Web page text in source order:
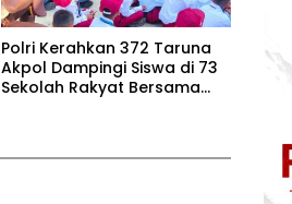
Polri Kerahkan 372 Taruna
Akpol Dampingi Siswa di 73
Sekolah Rakyat Bersama